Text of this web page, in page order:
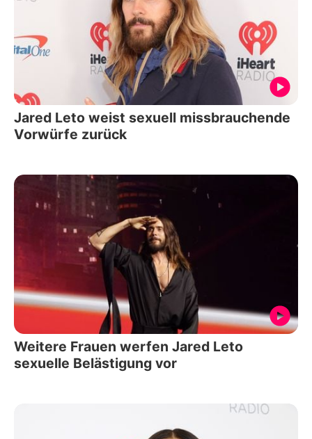
Jared Leto weist sexuell missbrauchende
Vorwürfe zurück
Weitere Frauen werfen Jared Leto
sexuelle Belästigung vor